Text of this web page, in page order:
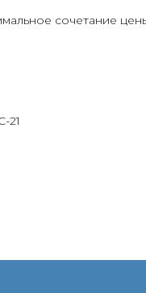
сочетание
21